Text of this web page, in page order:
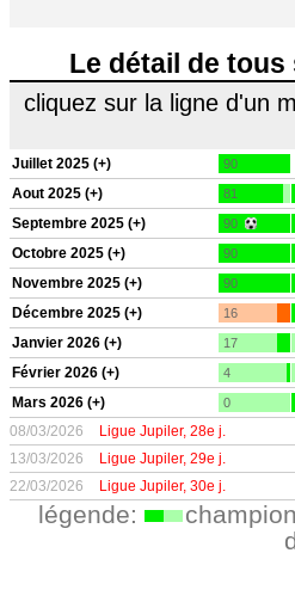
Le détail de tous
cliquez sur la ligne d'un
Juillet 2025 (+) 90
Aout 2025 (+) 81
Septembre 2025 (+) 90
Octobre 2025 (+) 90
Novembre 2025 (+) 90
Décembre 2025 (+) 16
Janvier 2026 (+) 17
Février 2026 (+) 4
Mars 2026 (+) 0
08/03/2026 Ligue Jupiler, 28e j.
13/03/2026
Ligue Jupiler, 29e j.
22/03/2026
Ligue Jupiler, 30e j.
légende: